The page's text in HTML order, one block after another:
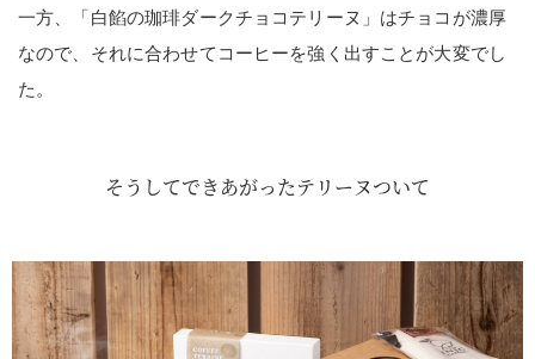
一方、「白餡の珈琲ダークチョコテリーヌ」はチョコが濃厚
なので、それに合わせてコーヒーを強く出すことが大変でし
た。
そうしてできあがったテリーヌついて